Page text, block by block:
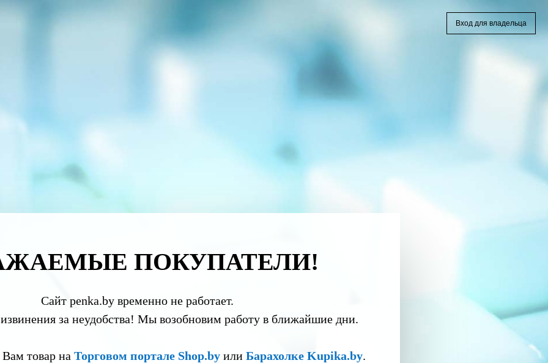
ПОКУПАТЕЛИ!
Сайт penka.by временно не работает.
за неудобства! Мы возобновим работу в ближайшие дни.
товар на Торговом портале Shop.byили Барахолке Kupika.by.
Вход для владельца